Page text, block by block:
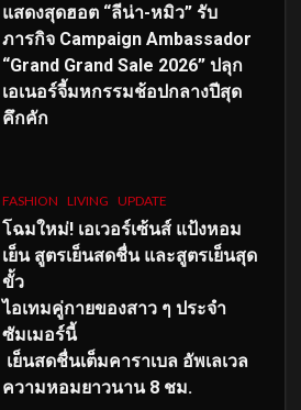
แสดงสุดฮอต “ลีน่า-หมิว” รับ
ภารกิจ Campaign Ambassador
“Grand Grand Sale 2026” ปลุก
เอเนอร์จี้มหกรรมช้อปกลางปีสุด
คึกคัก
FASHION LIVING UPDATE
โฉมใหม่! เอเวอร์เซ้นส์ แป้งหอม
เย็น สูตรเย็นสดชื่น และสูตรเย็นสุด
ขั้ว
ไอเทมคู่กายของสาว ๆ ประจำ
ซัมเมอร์นี้
เย็นสดชื่นเต็มคาราเบล อัพเลเวล
ความหอมยาวนาน 8 ชม.